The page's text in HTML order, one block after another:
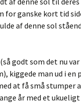
for ganske kort tid
af denne sol
godt som det nu
kiggede man ud i en
at få små stumper
år med et ukueligt